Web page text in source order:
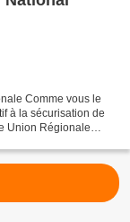
Comme vous le
à la sécurisation de
Union Régionale